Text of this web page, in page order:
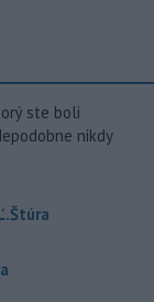
ste boli
nikdy